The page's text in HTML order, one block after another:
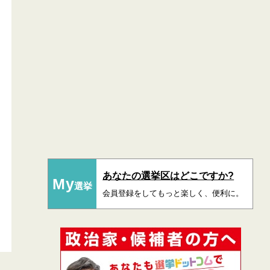
My選挙
あなたの選挙区はどこですか?
会員登録をしてもっと楽しく、便利に。